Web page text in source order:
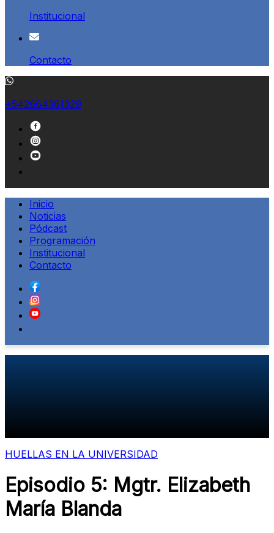
Institucional
Contacto
+542664361329
Inicio
Noticias
Pódcast
Programación
Institucional
Contacto
HUELLAS EN LA UNIVERSIDAD
Episodio 5: Mgtr. Elizabeth
María Blanda